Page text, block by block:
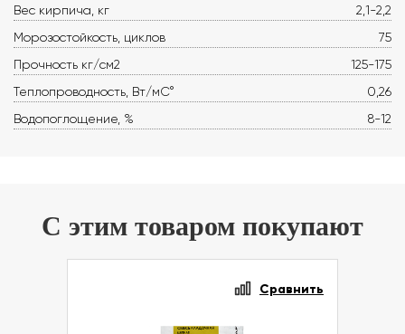
Вес кирпича, кг
2,1-2,2
Морозостойкость, циклов
75
Прочность кг/см2
125-175
Теплопроводность, Вт/мС°
0,26
Водопоглощение, %
8-12
С этим товаром покупают
Сравнить